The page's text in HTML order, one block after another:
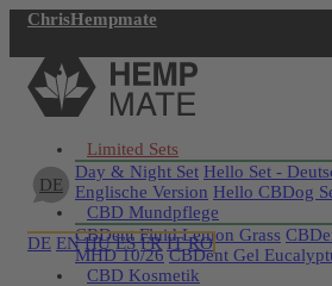
ChrisHempmate
Jetzt registrieren
DE
DE EN HU ES FR IT RO
Limited Sets
Day & Night Set Hello Set -
Englische Version Hello CBDog
CBD Mundpflege
CBDent Fluid Lemon Grass
MHD 10/26 CBDent Gel
CBD Kosmetik